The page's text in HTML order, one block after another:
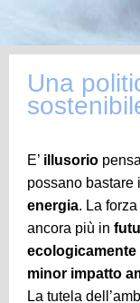
Una
E’ illusorio
possano bastare
energia. La
ancora più in
ecologicamente
minor impatto
La tutela